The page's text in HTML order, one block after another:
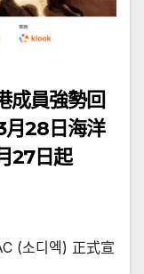
成員強勢回
月28日海洋
(소디엑) 正式宣